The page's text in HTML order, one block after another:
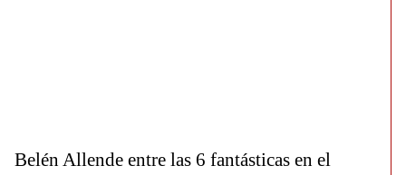
Belén Allende entre las 6 fantásticas en el